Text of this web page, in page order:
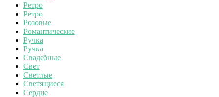
Ретро
Ретро
Розовые
Романтические
Ручка
Ручка
Свадебные
Свет
Светлые
Светящиеся
Сердце